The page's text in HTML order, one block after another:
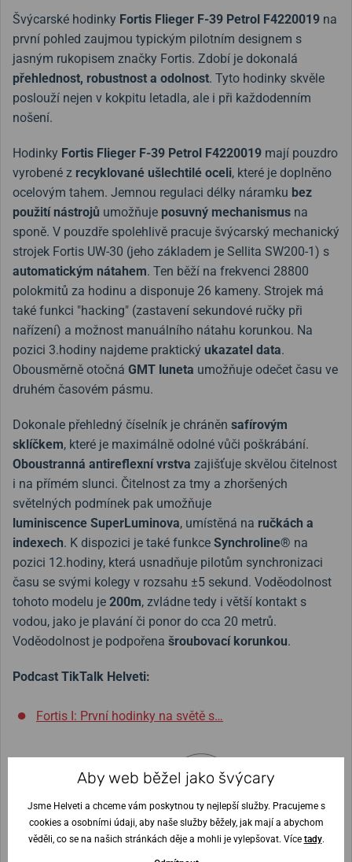
Švýcarské hodinky Fortis Flieger F-39 Petrol F4220019 na
první pohled zaujmou typickým pilotním designem s
jasným rukopisem značky Fortis. Zdobí je dokonalá
přehlednost, robustnost a odolnost. Tyto hodinky skvěle
poslouží nejen v kokpitu letadla, ale i při každodenním
nošení.
Hodinky Fortis Flieger F-39 Petrol F4220019 mají pouzdro
vyrobené z recyklované ušlechtilé oceli, které je doplněno
ocelovým tahem. Jemnou regulaci délky náramku bez
použití nástrojů umožňuje posuvný mechanismus na
sponě. V pouzdře spolehlivě pracuje švýcarský mechanický
strojek Fortis UW-30 (jeho základem je Sellita SW200-1) s
automatickým nátahem. Ten běží na frekvenci 28800
polokmitů za hodinu a disponuje 26 kameny. Strojek má
také funkci "hacking" (zastavení sekundové ručky při
nařízení) a možnost manuálního nátahu korunkou. Na
pozici 3.hodiny najdeme praktický ukazatel data.
Obousměrně otočná GMT luneta umožňuje odečet času ve
druhém časovém pásmu.
Dokonale přehledný číselník je chráněn safírovým
sklíčkem, které je maximálně odolné vůči poškrábání.
Oboustranná antireflexní vrstva zajišťuje skvělou čitelnost
i na přímém slunci. Čitelnost za tmy a zhoršených
světelných podmínek pak umožňuje
luminiscence SuperLuminova, umístěná na ručkách a
indexech. K dispozici je také funkce Synchroline® na
pozici 12.hodiny, která usnadňuje pilotům synchronizaci
času se svými kolegy v rozsahu ±5 sekund. Voděodolnost
tohoto modelu je 200m, zvládne tedy i větší kontakt s
vodou, jako je plavání či ponor do cca 20 metrů.
Voděodolnost je podpořena šroubovací korunkou.
Podcast TikTalk Helveti:
Fortis I: První hodinky na světě s…
Šířka řemínku
Výška pouzdra
12,5 mm
Průměr pouzdra
39 mm
Aby web běžel jako švýcary
Jsme Helveti a chceme vám poskytnou ty nejlepší služby. Pracujeme s
cookies a osobními údaji, aby naše služby běžely, jak mají a abychom
věděli, co se na našich stránkách děje a mohli je vylepšovat. Více tady.